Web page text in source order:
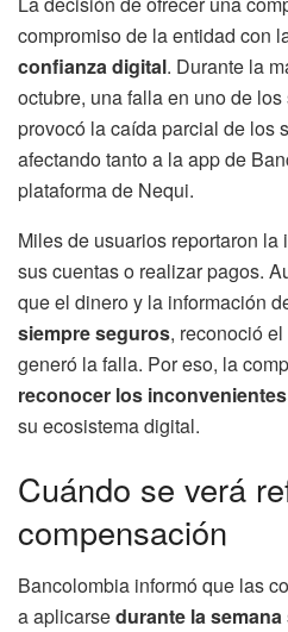
compromiso de la entidad con
confianza digital. Durante la
octubre, una falla en uno de
provocó la caída parcial de los
afectando tanto a la app de
plataforma de Nequi.
Miles de usuarios reportaron
sus cuentas o realizar pagos.
que el dinero y la información
siempre seguros, reconoció
generó la falla. Por eso, la
reconocer los inconvenientes
su ecosistema digital.
Cuándo se verá
compensación
Bancolombia informó que las
a aplicarsedurante la